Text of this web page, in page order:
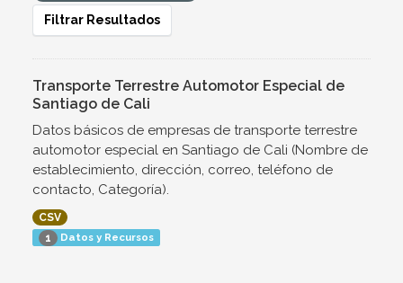
Filtrar Resultados
Transporte Terrestre Automotor Especial de
Santiago de Cali
Datos básicos de empresas de transporte terrestre
automotor especial en Santiago de Cali (Nombre de
establecimiento, dirección, correo, teléfono de
contacto, Categoría).
CSV
1 Datos y Recursos